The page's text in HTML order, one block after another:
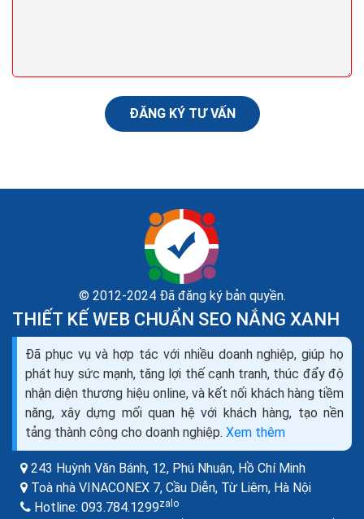
onpage
Với những web nhỏ có ít Category Page, thông thường
liên kết hay được đặt tại Navigation Menu để nhận
được sức mạnh từ Home Page vốn là 1 page mạnh
nhất...
ĐĂNG KÝ TƯ VẤN
© 2012-2024 Đã đăng ký bản quyền.
THIẾT KẾ WEB CHUẨN SEO NẮNG XANH
Đã phục vụ và hợp tác với nhiều doanh nghiệp, giúp họ
phát huy sức mạnh, tăng lợi thế cạnh tranh, thúc đẩy độ
nhận diện thương hiệu online, và kết nối khách hàng tiềm
năng, xây dựng mối quan hệ với khách hàng, tạo nền
tảng thành công cho doanh nghiệp. Xem thêm
243 Huỳnh Văn Bánh, 12, Phú Nhuận, Hồ Chí Minh
Toà nhà VINACONEX 7, Cầu Diễn, Từ Liêm, Hà Nội
Hotline: 093.784.1299zalo